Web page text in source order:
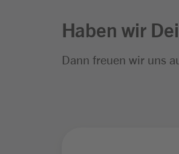
Haben wir
Dann freuen wir uns